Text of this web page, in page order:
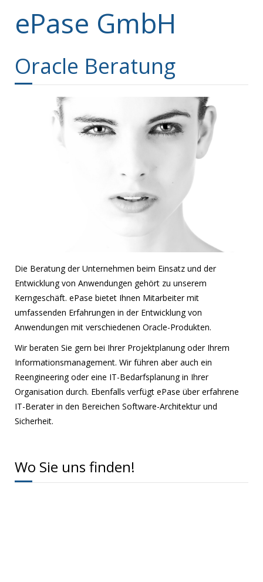
ePase GmbH
Oracle Beratung
Die Beratung der Unternehmen beim Einsatz und der
Entwicklung von Anwendungen gehört zu unserem
Kerngeschäft. ePase bietet Ihnen Mitarbeiter mit
umfassenden Erfahrungen in der Entwicklung von
Anwendungen mit verschiedenen Oracle-Produkten.
Wir beraten Sie gern bei Ihrer Projektplanung oder Ihrem
Informationsmanagement. Wir führen aber auch ein
Reengineering oder eine IT-Bedarfsplanung in Ihrer
Organisation durch. Ebenfalls verfügt ePase über erfahrene
IT-Berater in den Bereichen Software-Architektur und
Sicherheit.
Wo Sie uns finden!